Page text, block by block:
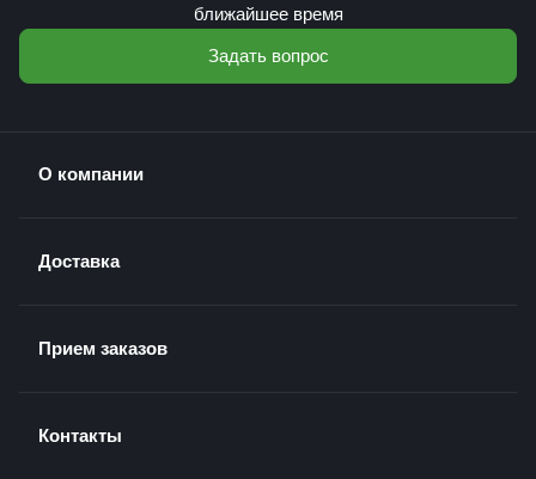
ближайшее время
Задать вопрос
О компании
Доставка
Прием заказов
Контакты